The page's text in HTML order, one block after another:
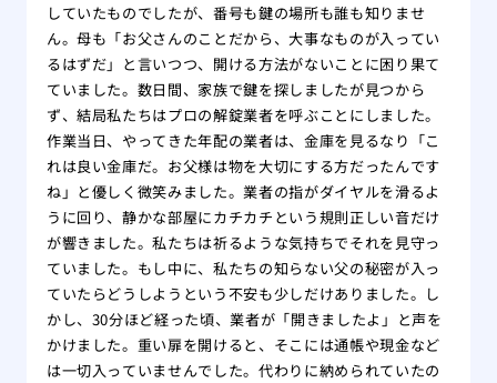
していたものでしたが、番号も鍵の場所も誰も知りませ
ん。母も「お父さんのことだから、大事なものが入ってい
るはずだ」と言いつつ、開ける方法がないことに困り果て
ていました。数日間、家族で鍵を探しましたが見つから
ず、結局私たちはプロの解錠業者を呼ぶことにしました。
作業当日、やってきた年配の業者は、金庫を見るなり「こ
れは良い金庫だ。お父様は物を大切にする方だったんです
ね」と優しく微笑みました。業者の指がダイヤルを滑るよ
うに回り、静かな部屋にカチカチという規則正しい音だけ
が響きました。私たちは祈るような気持ちでそれを見守っ
ていました。もし中に、私たちの知らない父の秘密が入っ
ていたらどうしようという不安も少しだけありました。し
かし、30分ほど経った頃、業者が「開きましたよ」と声を
かけました。重い扉を開けると、そこには通帳や現金など
は一切入っていませんでした。代わりに納められていたの